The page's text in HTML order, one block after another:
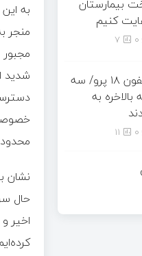
به
شدید
نشان
حال
اخیر
بیمارستان
کنیم
7
تحول بزرگ در آیفون ۱۸ پرو/ سه
به
11